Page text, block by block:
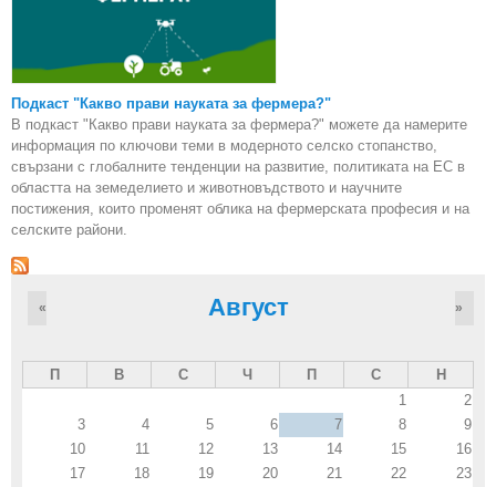
Подкаст "Какво прави науката за фермера?"
В подкаст "Какво прави науката за фермера?" можете да намерите
информация по ключови теми в модерното селско стопанство,
свързани с глобалните тенденции на развитие, политиката на ЕС в
областта на земеделието и животновъдството и научните
постижения, които променят облика на фермерската професия и на
селските райони.
Август
« »
П В С Ч П С
Н
1
2
3
4 5 6 7 8
9
10
11 12 13 14 15
16
17
18 19 20 21 22
23